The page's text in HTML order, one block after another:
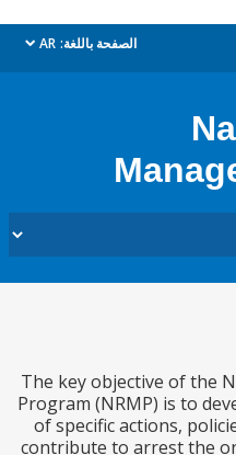
الصفحة باللغة: AR
dropdown
The key objective
Program (NRMP)
of specific
contribute to